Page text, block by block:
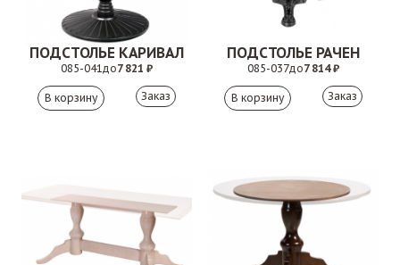
ПОДСТОЛЬЕ КАРИВАЛ
085-041до7 821 ₽
Заказ
ПОДСТОЛЬЕ РАЧЕН
085-037до7 814 ₽
Заказ